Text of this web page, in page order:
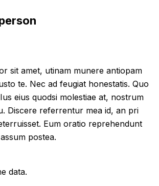
sit amet, utinam munere antiopam
te. Nec ad feugiat honestatis. Quo
eius quodsi molestiae at, nostrum
Discere referrentur mea id, an pri
Eum oratio reprehendunt
postea.
data.